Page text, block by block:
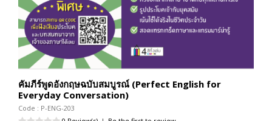
คัมภีร์พูดอังกฤษฉบับสมบูรณ์ (Perfect English for
Everyday Conversation)
Code : P-ENG-203